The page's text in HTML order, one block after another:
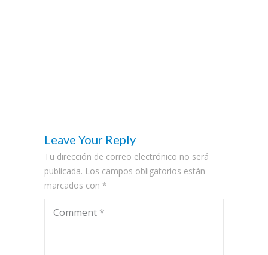
Leave Your Reply
Tu dirección de correo electrónico no será
publicada. Los campos obligatorios están
marcados con *
Comment *